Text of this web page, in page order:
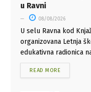
u Ravni
08/08/2026
U selu Ravna kod
organizovana Letnja
edukativna radionica
READ MORE